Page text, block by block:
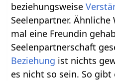
beziehungsweise
Seelenpartner.
mal eine Freundin
Seelenpartnerschaft
Beziehung ist nichts
es nicht so sein. So